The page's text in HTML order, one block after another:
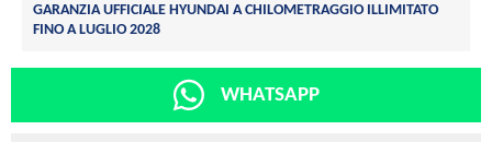
GARANZIA UFFICIALE HYUNDAI A CHILOMETRAGGIO ILLIMITATO
FINO A LUGLIO 2028
WHATSAPP